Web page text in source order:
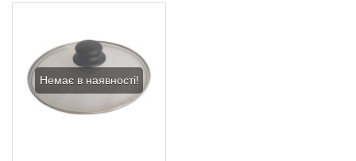
Немає в наявності!